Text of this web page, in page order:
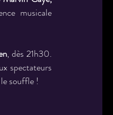
musicale
, dès 21h30.
spectateurs
souffle !